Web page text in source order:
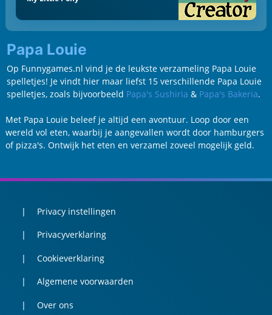
Papa Louie
Op Funnygames.nl vind je de leukste verzameling Papa Louie
spelletjes! Je vindt hier maar liefst 15 verschillende Papa Louie
spelletjes, zoals bijvoorbeeld Papa's Sushiria & Papa's Bakeria.
Met Papa Louie beleef je altijd een avontuur. Loop door een
wereld vol eten, waarbij je aangevallen wordt door hamburgers
of pizza's. Ontwijk het eten en verzamel zoveel mogelijk geld.
Privacy instellingen
Privacyverklaring
Cookieverklaring
Algemene voorwaarden
Over ons